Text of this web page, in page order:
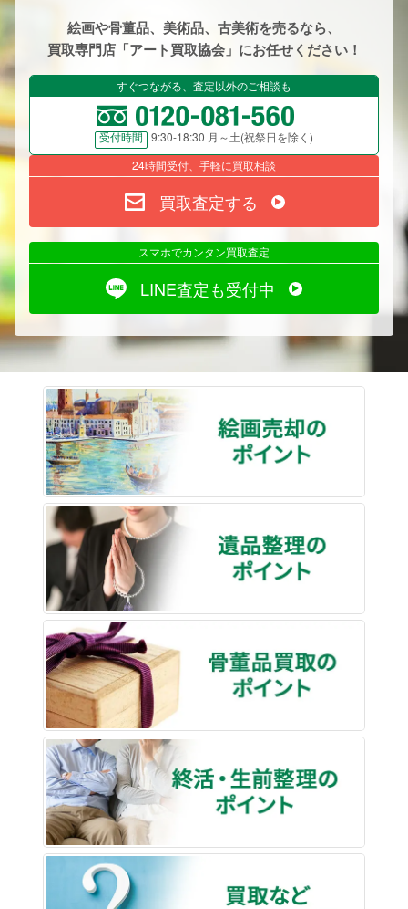
絵画や骨董品、美術品、古美術を売るなら、
買取専門店「アート買取協会」にお任せください！
すぐつながる、査定以外のご相談も
受付時間
9:30-18:30 月～土(祝祭日を除く)
24時間受付、手軽に買取相談
買取査定する
スマホでカンタン買取査定
LINE査定も受付中